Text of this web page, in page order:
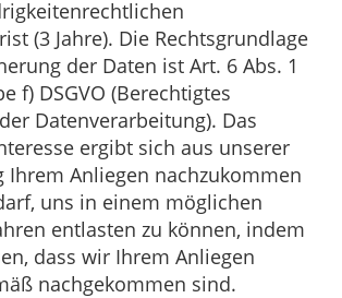
(3 Jahre). Die Rechtsgrundlage
der Daten ist Art. 6 Abs. 1
f) DSGVO (Berechtigtes
Datenverarbeitung). Das
ergibt sich aus unserer
Ihrem Anliegen nachzukommen
uns in einem möglichen
entlasten zu können, indem
dass wir Ihrem Anliegen
nachgekommen sind.